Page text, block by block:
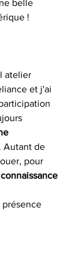
belle
!
atelier
et j'ai
Autant de
pour
connaissance
présence